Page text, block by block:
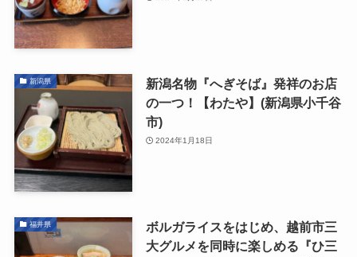
新潟県
新潟名物『へぎそば』発祥のお店
の一つ！【わたや】(新潟県小千谷
市)
2024年1月18日
福井県
ボルガライスをはじめ、越前市三
大グルメを同時に楽しめる『ひ三